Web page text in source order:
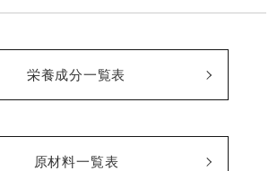
栄養成分一覧表
原材料一覧表